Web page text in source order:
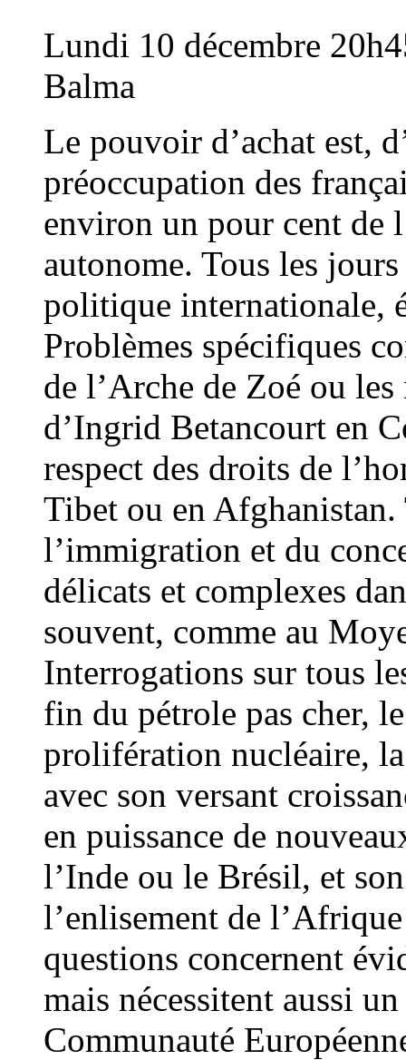
Lundi 10 décembre
Balma
Le pouvoir d’achat est,
préoccupation des
environ un pour cent de
autonome. Tous les
politique internationale,
Problèmes spécifiques
de l’Arche de Zoé ou
d’Ingrid Betancourt en
respect des droits de
Tibet ou en Afghanistan.
l’immigration et du
délicats et complexes
souvent, comme au
Interrogations sur tous
fin du pétrole pas cher,
prolifération nucléaire,
avec son versant
en puissance de
l’Inde ou le Brésil, et
l’enlisement de
questions concernent
mais nécessitent aussi
Communauté